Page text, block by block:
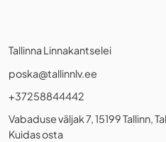
Tallinna Linnakantselei
poska@tallinnlv.ee
+37258844442
Vabaduse väljak 7, 15199 Tallinn,
Kuidas osta